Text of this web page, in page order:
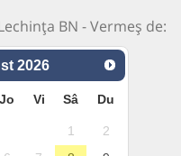
BN - Vermeș de:
2026
Jo Vi Sâ Du
1
2